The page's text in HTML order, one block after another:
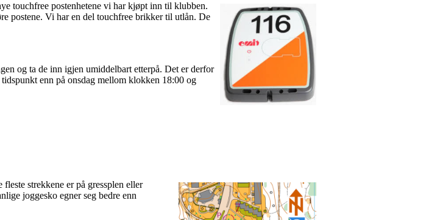
touchfree postenhetene vi har kjøpt inn til klubben.
postene. Vi har en del touchfree brikker til utlån. De
og ta de inn igjen umiddelbart etterpå. Det er derfor
enn på onsdag mellom klokken 18:00 og
strekkene er på gressplen eller
joggesko egner seg bedre enn